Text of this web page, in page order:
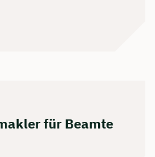
für Beamte